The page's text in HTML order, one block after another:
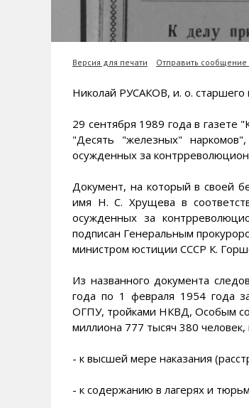
Версия для печати Отправить
Николай РУСАКОВ, и. о. старшего
29 сентября 1989 года в газете
"Десять "железных"
осужденных за
Документ, на который в своей
имя Н. С. Хрущева в
осужденных за
подписан Генеральным
министром юстиции СССР К.
Из названного документа
года по 1 февраля 1954 года
ОГПУ, тройками НКВД, Особым
миллиона 777 тысяч 380 человек,
- к высшей мере наказания
- к содержанию в лагерях и